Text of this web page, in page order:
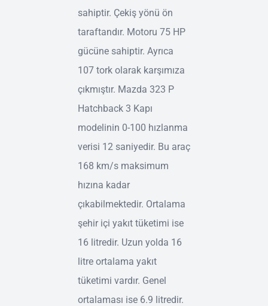
sahiptir. Çekiş yönü ön
taraftandır. Motoru 75 HP
gücüne sahiptir. Ayrıca
107 tork olarak karşımıza
çıkmıştır. Mazda 323 P
Hatchback 3 Kapı
modelinin 0-100 hızlanma
verisi 12 saniyedir. Bu araç
168 km/s maksimum
hızına kadar
çıkabilmektedir. Ortalama
şehir içi yakıt tüketimi ise
16 litredir. Uzun yolda 16
litre ortalama yakıt
tüketimi vardır. Genel
ortalaması ise 6.9 litredir.